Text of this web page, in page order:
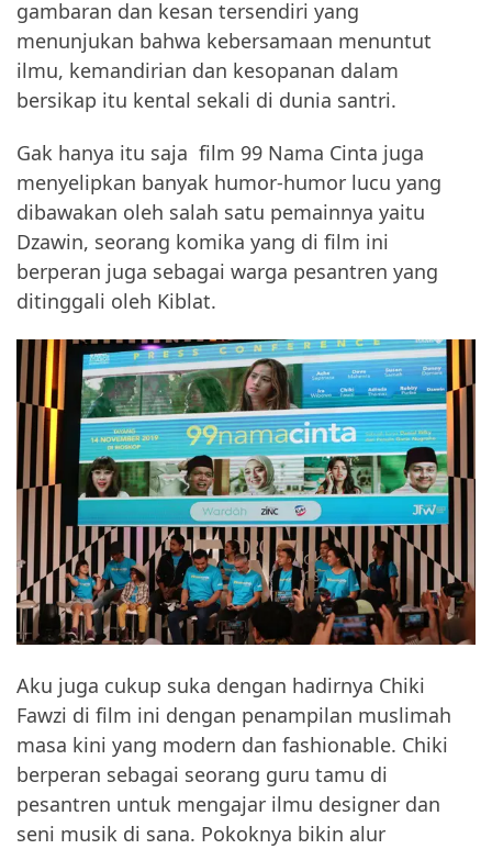
gambaran dan kesan tersendiri yang
menunjukan bahwa kebersamaan menuntut
ilmu, kemandirian dan kesopanan dalam
bersikap itu kental sekali di dunia santri.
Gak hanya itu saja film 99 Nama Cinta juga
menyelipkan banyak humor-humor lucu yang
dibawakan oleh salah satu pemainnya yaitu
Dzawin, seorang komika yang di film ini
berperan juga sebagai warga pesantren yang
ditinggali oleh Kiblat.
Aku juga cukup suka dengan hadirnya Chiki
Fawzi di film ini dengan penampilan muslimah
masa kini yang modern dan fashionable. Chiki
berperan sebagai seorang guru tamu di
pesantren untuk mengajar ilmu designer dan
seni musik di sana. Pokoknya bikin alur